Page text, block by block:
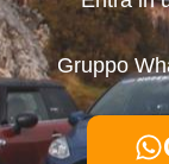
Gruppo